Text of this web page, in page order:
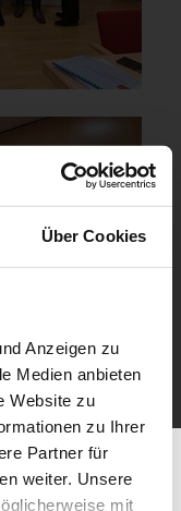
Über Cookies
Anzeigen zu
Medien anbieten
Website zu
zu Ihrer
Partner für
weiter. Unsere
mit